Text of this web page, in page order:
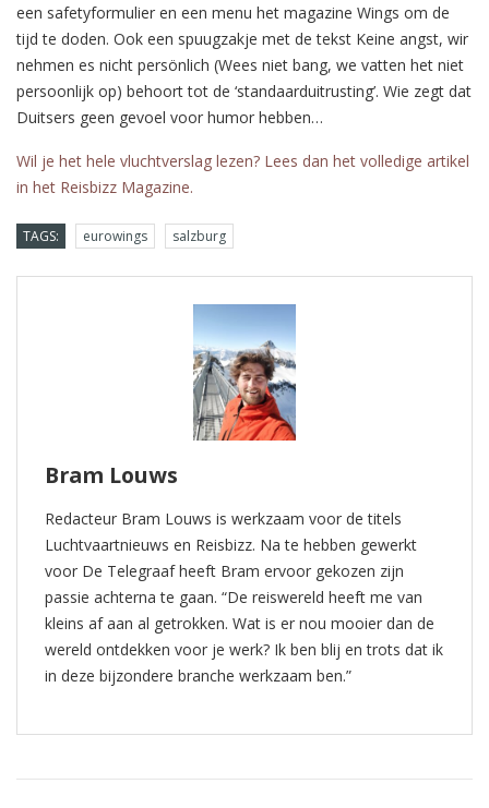
een safetyformulier en een menu het magazine Wings om de
tijd te doden. Ook een spuugzakje met de tekst Keine angst, wir
nehmen es nicht persönlich (Wees niet bang, we vatten het niet
persoonlijk op) behoort tot de ‘standaarduitrusting’. Wie zegt dat
Duitsers geen gevoel voor humor hebben…
Wil je het hele vluchtverslag lezen? Lees dan het volledige artikel
in het Reisbizz Magazine.
TAGS: eurowings salzburg
Bram Louws
Redacteur Bram Louws is werkzaam voor de titels
Luchtvaartnieuws en Reisbizz. Na te hebben gewerkt
voor De Telegraaf heeft Bram ervoor gekozen zijn
passie achterna te gaan. “De reiswereld heeft me van
kleins af aan al getrokken. Wat is er nou mooier dan de
wereld ontdekken voor je werk? Ik ben blij en trots dat ik
in deze bijzondere branche werkzaam ben.”